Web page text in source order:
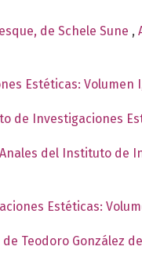
de Schele Sune ,
Estéticas: Volumen
de Investigaciones
Anales del Instituto de
Estéticas:
Teodoro González